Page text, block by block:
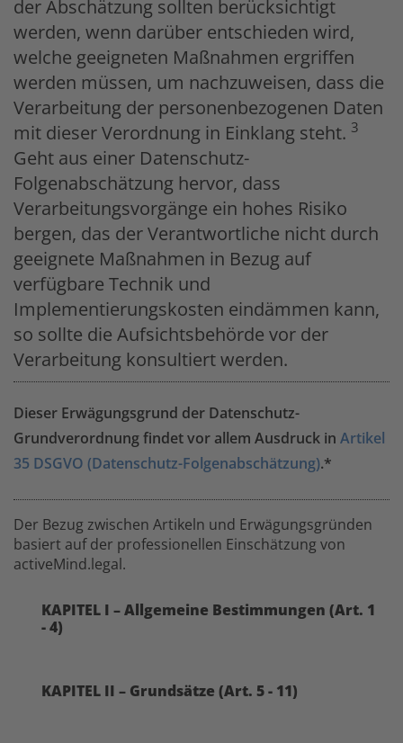
der Abschätzung sollten berücksichtigt
werden, wenn darüber entschieden wird,
welche geeigneten Maßnahmen ergriffen
werden müssen, um nachzuweisen, dass die
Verarbeitung der personenbezogenen Daten
mit dieser Verordnung in Einklang steht. 3
Geht aus einer Datenschutz-
Folgenabschätzung hervor, dass
Verarbeitungsvorgänge ein hohes Risiko
bergen, das der Verantwortliche nicht durch
geeignete Maßnahmen in Bezug auf
verfügbare Technik und
Implementierungskosten eindämmen kann,
so sollte die Aufsichtsbehörde vor der
Verarbeitung konsultiert werden.
Dieser Erwägungsgrund der Datenschutz-
Grundverordnung findet vor allem Ausdruck in Artikel
35 DSGVO (Datenschutz-Folgenabschätzung).*
Der Bezug zwischen Artikeln und Erwägungsgründen
basiert auf der professionellen Einschätzung von
activeMind.legal.
KAPITEL I – Allgemeine Bestimmungen (Art. 1
- 4)
KAPITEL II – Grundsätze (Art. 5 - 11)